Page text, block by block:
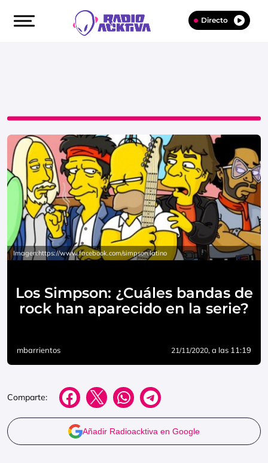
Directo
Imagen:https://www.facebook.com/simpson.latino
Los Simpson: ¿Cuáles bandas de
rock han aparecido en la serie?
mbarrientos 21/11/2020, a las 11:19
Comparte:
Añadir Radioacktiva en Google